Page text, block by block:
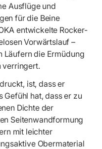
Ausflüge und
für die Beine
entwickelte Rocker-
Vorwärtslauf –
Läufern die Ermüdung
verringert.
ist, dass er
Gefühl hat, dass er zu
Dichte der
Seitenwandformung
mit leichter
Obermaterial